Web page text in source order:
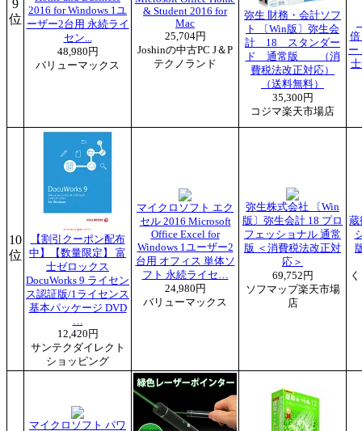
9
位
2016 for Windows 1ユ
ーザー2台用 永続ライ
セン...
48,980円
バリューマックス
& Student 2016 for
Mac
25,704円
Joshinの中古PC J＆P
テクノランド
弥生 財務・会計ソフ
ト 〔Win版〕弥生会
計 18 スタンダー
ド 通常版 （消
費税法改正対応）
（送料無料）
35,300円
コジマ楽天市場店
ー
10
位
【割引クーポン配布
中】【数量限定】 富
士ゼロックス
DocuWorks 9 ライセン
ス認証版/1ライセンス
基本パッケージ DVD
…
12,420円
サンテクダイレクト
ショッピング
マイクロソフト エク
セル 2016 Microsoft
Office Excel for
Windows 1ユーザー2
台用 オフィス 単体ソ
フト 永続ライセ…
24,980円
バリューマックス
弥生株式会社 〔Win
版〕弥生会計 18 プロ
フェッショナル 通常
版 ＜消費税法改正対
応＞
69,752円
ソフマップ楽天市場
店
蔵
マイクロソフト パワ